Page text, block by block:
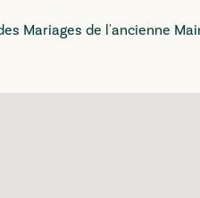
Mariages de l'ancienne